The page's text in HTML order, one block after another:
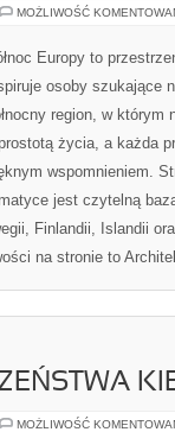
MOŻLIWOŚĆ
Europy to
osoby szukające
region, w którym
życia, a każda
wspomnieniem.
jest czytelną
Finlandii, Islandii
na stronie to
MOŻLIWOŚĆ